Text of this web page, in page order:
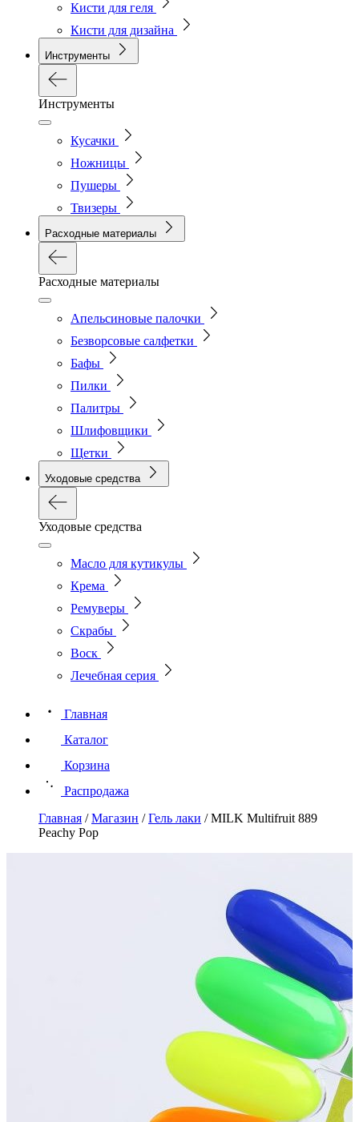
Кисти для геля
Кисти для дизайна
Инструменты
Инструменты
Кусачки
Ножницы
Пушеры
Твизеры
Расходные материалы
Расходные материалы
Апельсиновые палочки
Безворсовые салфетки
Бафы
Пилки
Палитры
Шлифовщики
Щетки
Уходовые средства
Уходовые средства
Масло для кутикулы
Крема
Ремуверы
Скрабы
Воск
Лечебная серия
Главная
Каталог
Корзина
Распродажа
Главная /Магазин /Гель лаки /MILK Multifruit 889
Peachy Pop